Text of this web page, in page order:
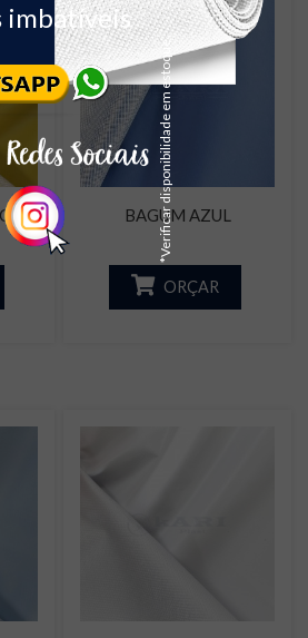
BAGUM AZUL
ORÇAR
*Verificar disponibilidade em estoque
imbatíveis